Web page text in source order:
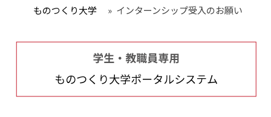
ものつくり大学 » インターンシップ受入のお願い